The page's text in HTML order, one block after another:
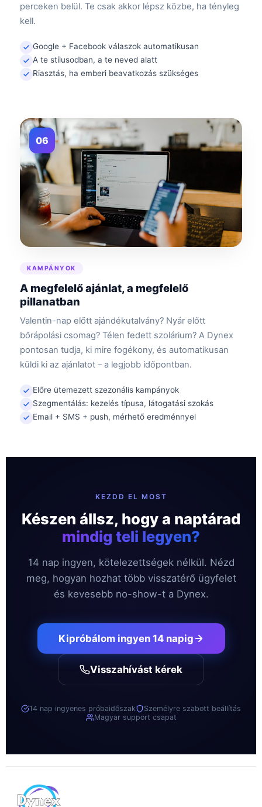
perceken belül. Te csak akkor lépsz közbe, ha tényleg
kell.
Google + Facebook válaszok automatikusan
A te stílusodban, a te neved alatt
Riasztás, ha emberi beavatkozás szükséges
06
KAMPÁNYOK
A megfelelő ajánlat, a megfelelő
pillanatban
Valentin-nap előtt ajándékutalvány? Nyár előtt
bőrápolási csomag? Télen fedett szolárium? A Dynex
pontosan tudja, ki mire fogékony, és automatikusan
küldi ki az ajánlatot – a legjobb időpontban.
Előre ütemezett szezonális kampányok
Szegmentálás: kezelés típusa, látogatási szokás
Email + SMS + push, mérhető eredménnyel
KEZDD EL MOST
Készen állsz, hogy a naptárad
mindig teli legyen?
14 nap ingyen, kötelezettségek nélkül. Nézd
meg, hogyan hozhat több visszatérő ügyfelet
és kevesebb no-show-t a Dynex.
Kipróbálom ingyen 14 napig
Visszahívást kérek
14 nap ingyenes próbaidőszak
Személyre szabott beállítás
Magyar support csapat